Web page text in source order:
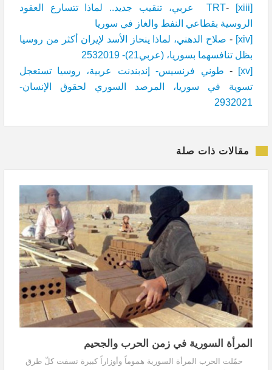
[xiii]
-
TRT عربي، تنقيب جديد.. لماذا تتسارع العقود
الروسية بقطاعي النفط والغاز في سوريا
[xiv]
- صلاح الدهني، لماذا ينحاز الأسد لإيران أكثر من روسيا
بظل تنافسهما بسوريا، (عربي21)- 2532019
[xv]
- طوني فرنسيس- إندبندنت عربية، روسيا تستعجل
تسوية في سوريا، المرصد السوري لحقوق الإنسان-
2932021
مقالات ذات صلة
المرأة السورية في زمن الحرب والجحيم
حمّلت الحرب المرأة السورية هموماً وأوزاراً كبيرة نسفت كلّ طرق